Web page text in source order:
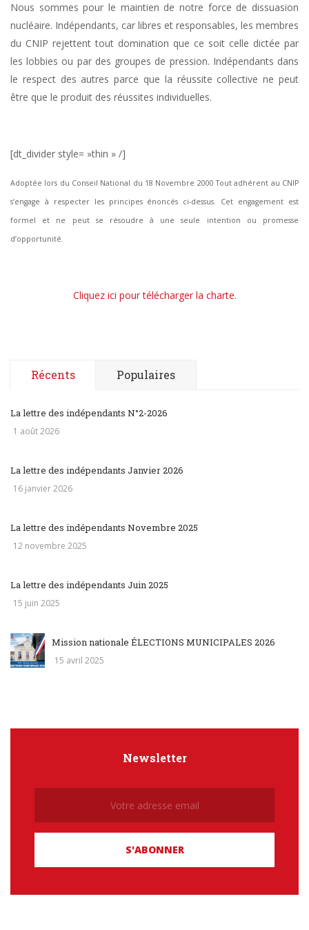
Nous sommes pour le maintien de notre force de dissuasion
nucléaire. Indépendants, car libres et responsables, les membres
du CNIP rejettent tout domination que ce soit celle dictée par
les lobbies ou par des groupes de pression. Indépendants dans
le respect des autres parce que la réussite collective ne peut
être que le produit des réussites individuelles.
[dt_divider style= »thin » /]
Adoptée lors du Conseil National du 18 Novembre 2000 Tout adhérent au CNIP
s’engage à respecter les principes énoncés ci-dessus. Cet engagement est
formel et ne peut se résoudre à une seule intention ou promesse
d’opportunité.
Cliquez ici pour télécharger la charte.
Récents Populaires
La lettre des indépendants N°2-2026
1 août 2026
La lettre des indépendants Janvier 2026
16 janvier 2026
La lettre des indépendants Novembre 2025
12 novembre 2025
La lettre des indépendants Juin 2025
15 juin 2025
Mission nationale ÉLECTIONS MUNICIPALES 2026
15 avril 2025
Newsletter